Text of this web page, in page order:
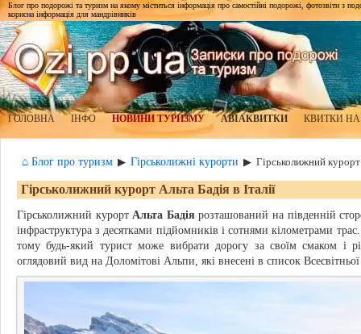
Блог про подорожі та туризм на якому міститься інформація про самостійні подорожі, фотозвіти з
корисна інформація для мандрівників
ГОЛОВНА ІНФО НОВИНИ ТУРИЗМУ АВІАКВИТКИ КВИТКИ
⌂ Блог про туризм ▶ Гірськолижні курорти ▶ Гірськолижний курорт
Гірськолижний курорт Альта Бадія в Італії
Гірськолижний курортАльта Бадія розташований на південній
інфраструктура з десятками підйомників і сотнями кілометрами
тому будь-який турист може вибрати дорогу за своїм смаком і
оглядовий вид на Доломітові Альпи, які внесені в список